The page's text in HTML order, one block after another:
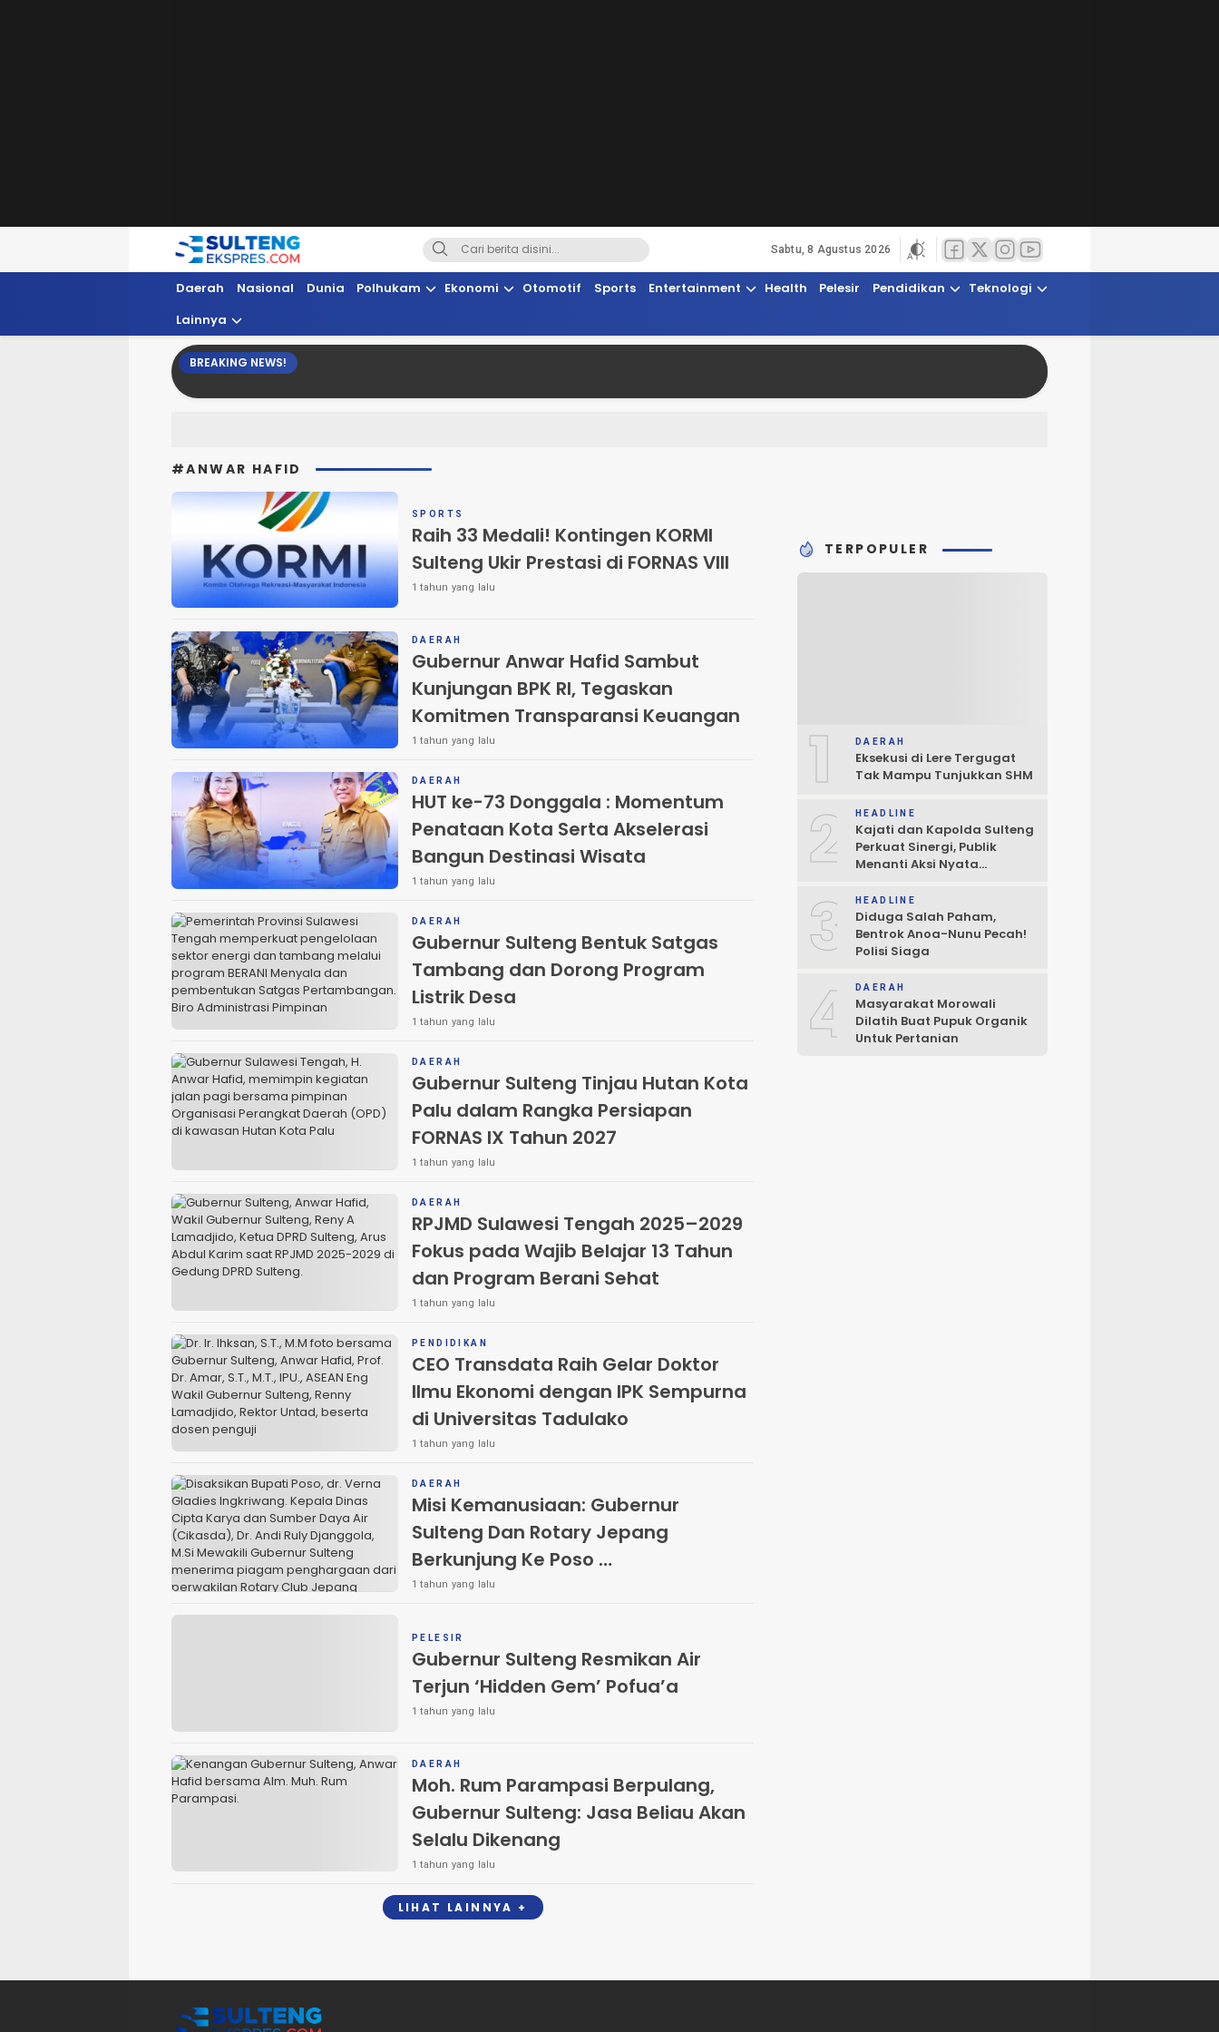
Sultengekspres.com
Berita Seputar Sulteng Hari Ini, Update Terkini, Suaranya Rakyat Sulteng
Sabtu, 8 Agustus 2026
Daerah Nasional Dunia Polhukam Ekonomi Otomotif Sports Entertainment Health Pelesir Pendidikan
Teknologi
Lainnya
BREAKING NEWS!
#ANWAR HAFID
SPORTS
Raih 33 Medali! Kontingen KORMI
Sulteng Ukir Prestasi di FORNAS VIII
1 tahun yang lalu
DAERAH
Gubernur Anwar Hafid Sambut
Kunjungan BPK RI, Tegaskan
Komitmen Transparansi Keuangan
1 tahun yang lalu
DAERAH
HUT ke-73 Donggala : Momentum
Penataan Kota Serta Akselerasi
Bangun Destinasi Wisata
1 tahun yang lalu
DAERAH
Gubernur Sulteng Bentuk Satgas
Tambang dan Dorong Program
Listrik Desa
1 tahun yang lalu
DAERAH
Gubernur Sulteng Tinjau Hutan Kota
Palu dalam Rangka Persiapan
FORNAS IX Tahun 2027
1 tahun yang lalu
DAERAH
RPJMD Sulawesi Tengah 2025–2029
Fokus pada Wajib Belajar 13 Tahun
dan Program Berani Sehat
1 tahun yang lalu
PENDIDIKAN
CEO Transdata Raih Gelar Doktor
Ilmu Ekonomi dengan IPK Sempurna
di Universitas Tadulako
1 tahun yang lalu
DAERAH
Misi Kemanusiaan: Gubernur
Sulteng Dan Rotary Jepang
Berkunjung Ke Poso
Tinjau Pembangunan Saluran Draenase untuk
1 tahun yang lalu
PELESIR
Gubernur Sulteng Resmikan Air
Terjun ‘Hidden Gem’ Pofua’a
1 tahun yang lalu
DAERAH
Moh. Rum Parampasi Berpulang,
Gubernur Sulteng: Jasa Beliau Akan
Selalu Dikenang
1 tahun yang lalu
LIHAT LAINNYA +
TERPOPULER
1 DAERAH
Eksekusi di Lere Tergugat
Tak Mampu Tunjukkan SHM
2 HEADLINE
Kajati dan Kapolda Sulteng
Perkuat Sinergi, Publik
Menanti Aksi Nyata
3 HEADLINE
Diduga Salah Paham,
Bentrok Anoa-Nunu Pecah!
Polisi Siaga
4 DAERAH
Masyarakat Morowali
Dilatih Buat Pupuk Organik
Untuk Pertanian